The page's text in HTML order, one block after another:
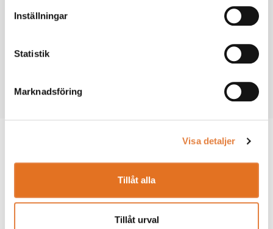
Inställningar
Statistik
Marknadsföring
Visa detaljer
Tillåt alla
Tillåt urval